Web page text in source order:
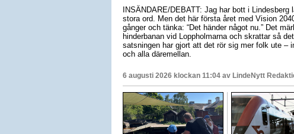
INSÄNDARE/DEBATT: Jag har bott i
stora ord. Men det här första året med Vision
gånger och tänka: “Det händer något nu.” Det
hinderbanan vid Loppholmarna och skrattar så
satsningen har gjort att det rör sig mer folk ute –
och alla däremellan.
6 augusti 2026 klockan 11:04 av LindeNytt